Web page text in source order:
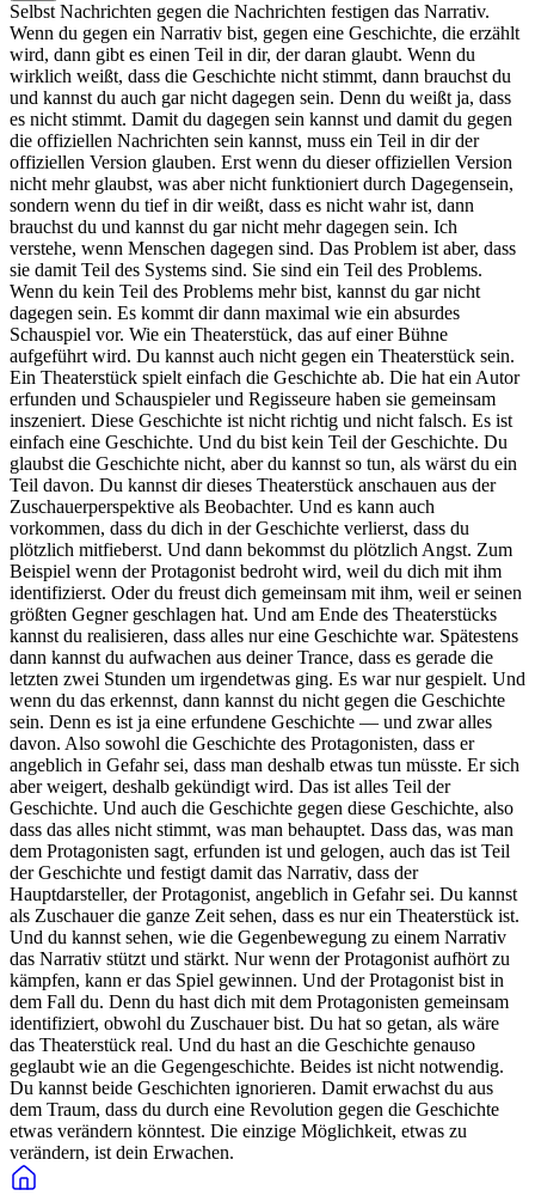
Selbst Nachrichten gegen die Nachrichten festigen das Narrativ.
Wenn du gegen ein Narrativ bist, gegen eine Geschichte, die erzählt
wird, dann gibt es einen Teil in dir, der daran glaubt. Wenn du
wirklich weißt, dass die Geschichte nicht stimmt, dann brauchst du
und kannst du auch gar nicht dagegen sein. Denn du weißt ja, dass
es nicht stimmt. Damit du dagegen sein kannst und damit du gegen
die offiziellen Nachrichten sein kannst, muss ein Teil in dir der
offiziellen Version glauben. Erst wenn du dieser offiziellen Version
nicht mehr glaubst, was aber nicht funktioniert durch Dagegensein,
sondern wenn du tief in dir weißt, dass es nicht wahr ist, dann
brauchst du und kannst du gar nicht mehr dagegen sein. Ich
verstehe, wenn Menschen dagegen sind. Das Problem ist aber, dass
sie damit Teil des Systems sind. Sie sind ein Teil des Problems.
Wenn du kein Teil des Problems mehr bist, kannst du gar nicht
dagegen sein. Es kommt dir dann maximal wie ein absurdes
Schauspiel vor. Wie ein Theaterstück, das auf einer Bühne
aufgeführt wird. Du kannst auch nicht gegen ein Theaterstück sein.
Ein Theaterstück spielt einfach die Geschichte ab. Die hat ein Autor
erfunden und Schauspieler und Regisseure haben sie gemeinsam
inszeniert. Diese Geschichte ist nicht richtig und nicht falsch. Es ist
einfach eine Geschichte. Und du bist kein Teil der Geschichte. Du
glaubst die Geschichte nicht, aber du kannst so tun, als wärst du ein
Teil davon. Du kannst dir dieses Theaterstück anschauen aus der
Zuschauerperspektive als Beobachter. Und es kann auch
vorkommen, dass du dich in der Geschichte verlierst, dass du
plötzlich mitfieberst. Und dann bekommst du plötzlich Angst. Zum
Beispiel wenn der Protagonist bedroht wird, weil du dich mit ihm
identifizierst. Oder du freust dich gemeinsam mit ihm, weil er seinen
größten Gegner geschlagen hat. Und am Ende des Theaterstücks
kannst du realisieren, dass alles nur eine Geschichte war. Spätestens
dann kannst du aufwachen aus deiner Trance, dass es gerade die
letzten zwei Stunden um irgendetwas ging. Es war nur gespielt. Und
wenn du das erkennst, dann kannst du nicht gegen die Geschichte
sein. Denn es ist ja eine erfundene Geschichte — und zwar alles
davon. Also sowohl die Geschichte des Protagonisten, dass er
angeblich in Gefahr sei, dass man deshalb etwas tun müsste. Er sich
aber weigert, deshalb gekündigt wird. Das ist alles Teil der
Geschichte. Und auch die Geschichte gegen diese Geschichte, also
dass das alles nicht stimmt, was man behauptet. Dass das, was man
dem Protagonisten sagt, erfunden ist und gelogen, auch das ist Teil
der Geschichte und festigt damit das Narrativ, dass der
Hauptdarsteller, der Protagonist, angeblich in Gefahr sei. Du kannst
als Zuschauer die ganze Zeit sehen, dass es nur ein Theaterstück ist.
Und du kannst sehen, wie die Gegenbewegung zu einem Narrativ
das Narrativ stützt und stärkt. Nur wenn der Protagonist aufhört zu
kämpfen, kann er das Spiel gewinnen. Und der Protagonist bist in
dem Fall du. Denn du hast dich mit dem Protagonisten gemeinsam
identifiziert, obwohl du Zuschauer bist. Du hat so getan, als wäre
das Theaterstück real. Und du hast an die Geschichte genauso
geglaubt wie an die Gegengeschichte. Beides ist nicht notwendig.
Du kannst beide Geschichten ignorieren. Damit erwachst du aus
dem Traum, dass du durch eine Revolution gegen die Geschichte
etwas verändern könntest. Die einzige Möglichkeit, etwas zu
verändern, ist dein Erwachen.